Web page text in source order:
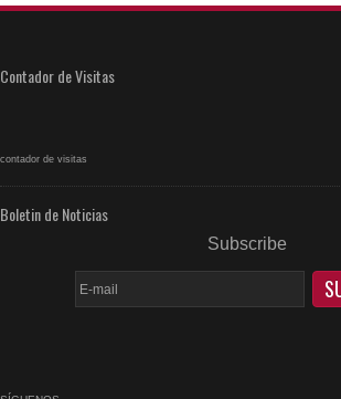
Contador de Visitas
contador de visitas
Boletin de Noticias
Subscribe